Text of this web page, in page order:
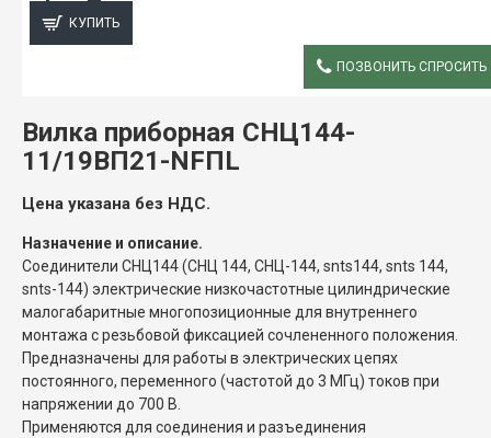
КУПИТЬ
ПОЗВОНИТЬ СПРОСИТЬ
Вилка приборная СНЦ144-
11/19ВП21-NFПL
Цена указана без НДС.
Назначение и описание.
Соединители СНЦ144 (СНЦ 144, СНЦ-144, snts144, snts 144,
snts-144) электрические низкочастотные цилиндрические
малогабаритные многопозиционные для внутреннего
монтажа с резьбовой фиксацией сочлененного положения.
Предназначены для работы в электрических цепях
постоянного, переменного (частотой до 3 МГц) токов при
напряжении до 700 В.
Применяются для соединения и разъединения